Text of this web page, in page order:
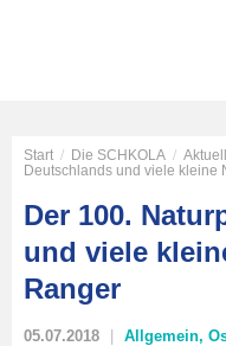
Start / Die SCHKOLA /
Deutschlands und viele kleine
Der 100.
und viele
Ranger
05.07.2018 Allgemein,